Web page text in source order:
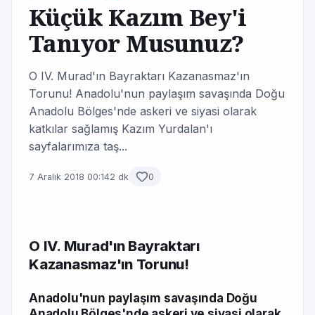
Küçük Kazım Bey'i
Tanıyor Musunuz?
O IV. Murad'ın Bayraktarı Kazanasmaz'ın
Torunu! Anadolu'nun paylaşım savaşında Doğu
Anadolu Bölges'nde askeri ve siyasi olarak
katkılar sağlamış Kazım Yurdalan'ı
sayfalarımıza taş...
7 Aralık 2018 00:142 dk 0
O IV. Murad'ın Bayraktarı
Kazanasmaz'ın Torunu!
Anadolu'nun paylaşım savaşında Doğu